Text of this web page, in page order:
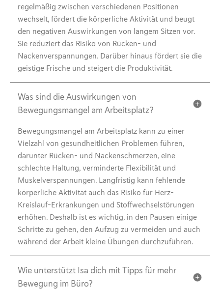
regelmäßig zwischen verschiedenen Positionen
wechselt, fördert die körperliche Aktivität und beugt
den negativen Auswirkungen von langem Sitzen vor.
Sie reduziert das Risiko von Rücken- und
Nackenverspannungen. Darüber hinaus fördert sie die
geistige Frische und steigert die Produktivität.
Was sind die Auswirkungen von
Bewegungsmangel am Arbeitsplatz?
Bewegungsmangel am Arbeitsplatz kann zu einer
Vielzahl von gesundheitlichen Problemen führen,
darunter Rücken- und Nackenschmerzen, eine
schlechte Haltung, verminderte Flexibilität und
Muskelverspannungen. Langfristig kann fehlende
körperliche Aktivität auch das Risiko für Herz-
Kreislauf-Erkrankungen und Stoffwechselstörungen
erhöhen. Deshalb ist es wichtig, in den Pausen einige
Schritte zu gehen, den Aufzug zu vermeiden und auch
während der Arbeit kleine Übungen durchzuführen.
Wie unterstützt Isa dich mit Tipps für mehr
Bewegung im Büro?